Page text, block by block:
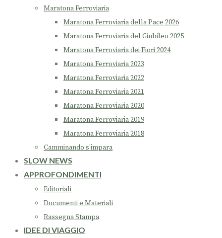
Maratona Ferroviaria
Maratona Ferroviaria della Pace 2026
Maratona Ferroviaria del Giubileo 2025
Maratona Ferroviaria dei Fiori 2024
Maratona Ferroviaria 2023
Maratona Ferroviaria 2022
Maratona Ferroviaria 2021
Maratona Ferroviaria 2020
Maratona Ferroviaria 2019
Maratona Ferroviaria 2018
Camminando s’impara
SLOW NEWS
APPROFONDIMENTI
Editoriali
Documenti e Materiali
Rassegna Stampa
IDEE DI VIAGGIO